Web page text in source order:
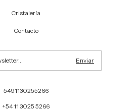
Cristalería
Contacto
5491130255266
+54 11 3025 5266